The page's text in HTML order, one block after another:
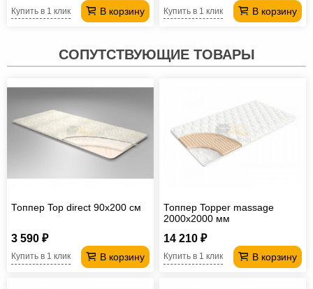
В корзину
Купить в 1 клик В корзину
Купить в 1 клик
СОПУТСТВУЮЩИЕ ТОВАРЫ
Топпер Top direct 90х200 см
3 590 ₽
В корзину
Купить в 1 клик
Топпер Topper massage
2000х2000 мм
14 210 ₽
В корзину
Купить в 1 клик